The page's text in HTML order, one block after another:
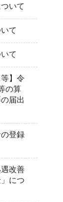
いて
て
て
】令
の算
届出
登録
遇改善
につ